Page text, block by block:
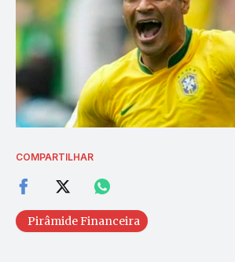
COMPARTILHAR
Pirâmide Financeira